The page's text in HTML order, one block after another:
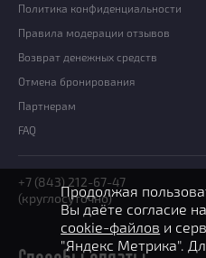
Политика конфиденциальности
Правила модерации отзывов
Возврат денежных средств
Отмена бронирования
Партнерам
FAQ
+7 (843) 212-67-47
(круглосуточно)
Продолжая
Вы даёте согласие
cookie-файлов и
"Яндекс Метрика".